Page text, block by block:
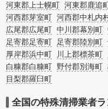
河東郡上士幌町 河東郡鹿追
河西郡芽室町 河西郡中札内
広尾郡広尾町 中川郡幕別町
足寄郡足寄町 足寄郡陸別町
厚岸郡浜中町
川上郡標茶町
白糠郡白糠町 野付郡別海町
目梨郡羅臼町
全国の特殊清掃業者